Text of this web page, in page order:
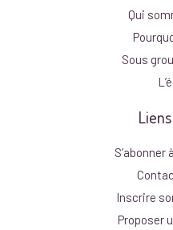
Qui
Sous
Inscrire
Proposer